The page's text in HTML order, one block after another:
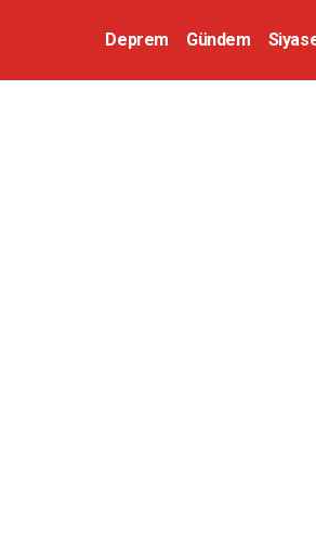
Deprem Gündem